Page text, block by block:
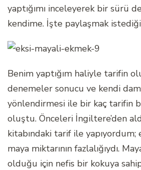
yaptığımı inceleyerek bir sürü
kendime. İşte paylaşmak
Benim yaptığım haliyle tarifin
denemeler sonucu ve kendi
yönlendirmesi ile bir kaç tarifin
oluştu. Önceleri İngiltere’den
kitabındaki tarif ile yapıyordum;
maya miktarının fazlalığıydı.
olduğu için nefis bir kokuya